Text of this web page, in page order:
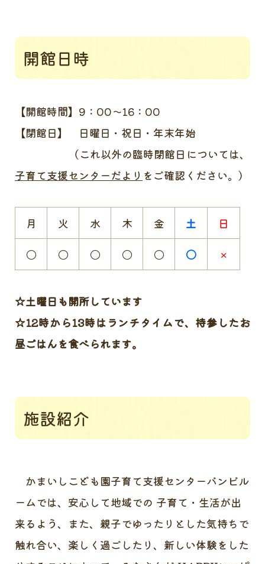
開館日時
【開館時間】9：00～16：00
【閉館日】 日曜日・祝日・年末年始
（これ以外の臨時閉館日については、
子育て支援センターだより をご確認ください。）
月 火 水 木 金 土 日
〇 〇 〇 〇 〇 〇 ×
☆土曜日も開所しています
☆12時から13時はランチタイムで、持参したお
昼ごはんを食べられます。
施設紹介
かまいしこども園子育て支援センターバンビル
ームでは、安心して地域での 子育て・生活が出
来るよう、また、親子でゆったりとした気持ちで
触れ合い、楽しく過ごしたり、新しい体験をした